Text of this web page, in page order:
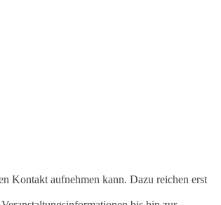
Kontakt aufnehmen kann. Dazu reichen erst